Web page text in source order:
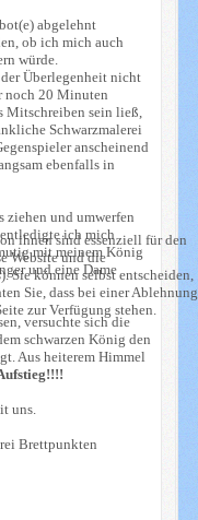
abgelehnt
ob ich mich auch
würde.
Überlegenheit nicht
noch 20 Minuten
Mitschreiben sein ließ,
Schwarzmalerei
anscheinend
ebenfalls in
ziehen und umwerfen
entledigte ich mich
mit meinem König
und eine Dame
versuchte sich die
schwarzen König den
Aus heiterem Himmel
uns.
Brettpunkten
ihnen sind essenziell für den
Website und die
Sie können selbst entscheiden,
Sie, dass bei einer Ablehnung
zur Verfügung stehen.